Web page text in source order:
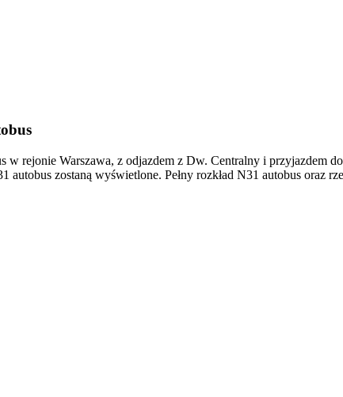
rejonie Warszawa, z odjazdem z Dw. Centralny i przyjazdem
zostaną wyświetlone. Pełny rozkład N31 autobus oraz